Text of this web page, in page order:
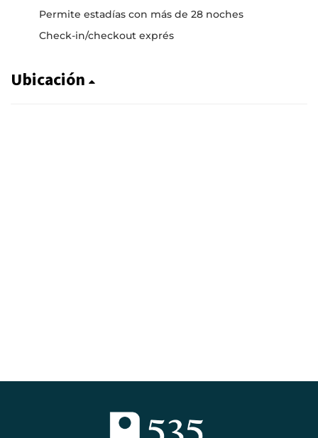
Permite estadías con más de 28 noches
Check-in/checkout exprés
Ubicación